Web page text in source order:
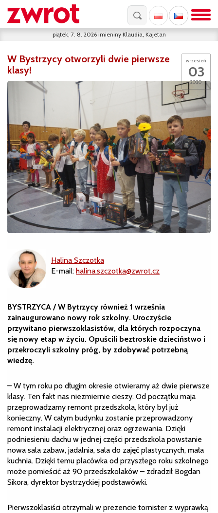
piątek, 7. 8. 2026 imieniny Klaudia, Kajetan
wrzesień
03
2020
W Bystrzycy otworzyli dwie pierwsze
klasy!
Halina Szczotka
E-mail: halina.szczotka@zwrot.cz
BYSTRZYCA / W Bytrzycy również 1 września
zainaugurowano nowy rok szkolny. Uroczyście
przywitano pierwszoklasistów, dla których rozpoczyna
się nowy etap w życiu. Opuścili beztroskie dzieciństwo i
przekroczyli szkolny próg, by zdobywać potrzebną
wiedzę.
– W tym roku po długim okresie otwieramy aż dwie pierwsze
klasy. Ten fakt nas niezmiernie cieszy. Od początku maja
przeprowadzamy remont przedszkola, który był już
konieczny. W całym budynku zostanie przeprowadzony
remont instalacji elektrycznej oraz ogrzewania. Dzięki
podniesieniu dachu w jednej części przedszkola powstanie
nowa sala zabaw, jadalnia, sala do zajęć plastycznych, mała
kuchnia. Dzięki temu placówka od przyszłego roku szkolnego
może pomieścić aż 90 przedszkolaków – zdradził Bogdan
Sikora, dyrektor bystrzyckiej podstawówki.
Pierwszoklasiści otrzymali w prezencie tornister z wyprawką